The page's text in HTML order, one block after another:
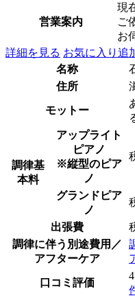
営業案内
現
ご
お
詳細を見る お気に入り追
名称
住所
モットー
調律基
本料
アップライト
ピアノ
※縦型のピア
ノ
グランドピア
ノ
出張費
調律に伴う別途費用／
アフターケア
口コミ評価